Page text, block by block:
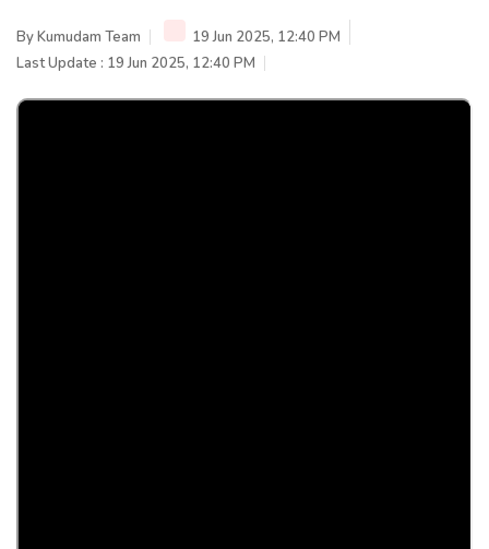
ByKumudam Team
19 Jun 2025, 12:40 PM
Last Update : 19 Jun 2025, 12:40 PM